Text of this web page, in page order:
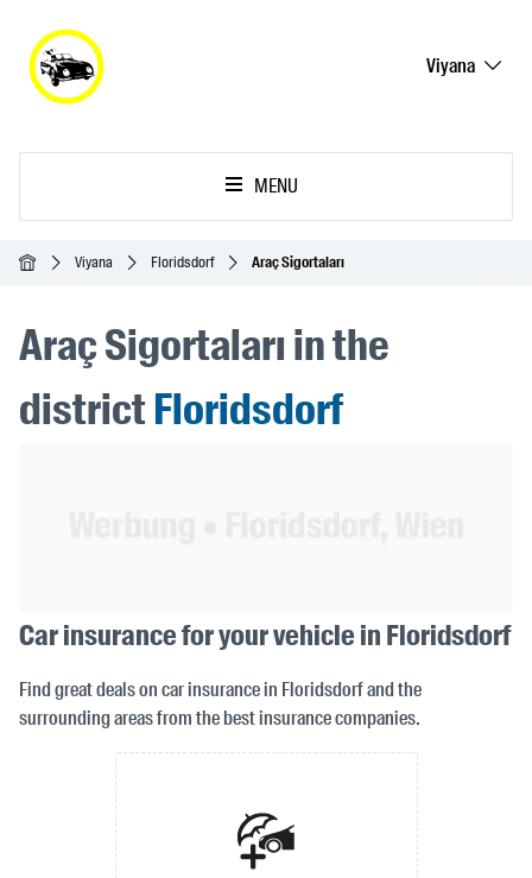
Viyana
MENU
Ana SayfaViyana Floridsdorf Araç Sigortaları
Araç Sigortaları in the
districtFloridsdorf
Car insurance for your vehicle in Floridsdorf
Find great deals on car insurance in Floridsdorf and the
surrounding areas from the best insurance companies.